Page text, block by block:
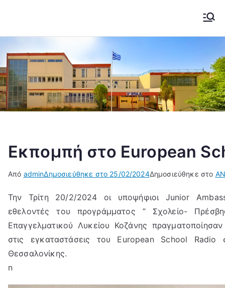
περιεχόμενο
2ο ΕΠΑΛ ΚΟΖΑΝΗΣ
Εκπομπή στο European
Από adminΔημοσιεύθηκε στο 25/02/2024Δημοσιεύθηκε στο
Την Τρίτη 20/2/2024 οι υποψήφιοι Junior
εθελοντές του προγράμματος ” Σχολείο-
Επαγγελματικού Λυκείου Κοζάνης
στις εγκαταστάσεις του European School
Θεσσαλονίκης.
n